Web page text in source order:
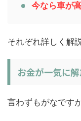
今なら車が
それぞれ詳しく解
お金が一気に
言わずもがなです